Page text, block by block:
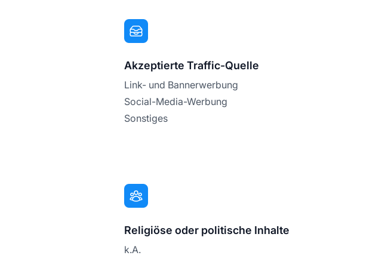
Akzeptierte Traffic-Quelle
Link- und Bannerwerbung
Social-Media-Werbung
Sonstiges
Religiöse oder politische Inhalte
k.A.